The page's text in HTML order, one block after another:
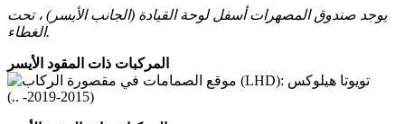
يوجد صندوق المصهرات أسفل لوحة القيادة (الجانب الأيسر) ، تحت
الغطاء.
المركبات ذات المقود الأيسر